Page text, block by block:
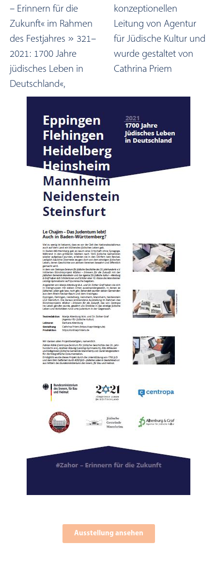
– Erinnern für die
Zukunft« im Rahmen
des Festjahres » 321–
2021: 1700 Jahre
jüdisches Leben in
Deutschland«,
konzeptionellen
Leitung von Agentur
für Jüdische Kultur und
wurde gestaltet von
Cathrina Priem
Ausstellung ansehen